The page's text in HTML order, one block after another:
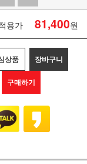
용가 81,400원
상품 장바구니
구매하기